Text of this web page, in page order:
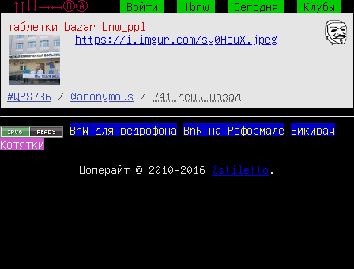
↑↑↓↓←→←→ⒷⒶ Войти !bnw Сегодня
Клубы
таблетки
bazar
bnw_ppl
https://i.imgur.com/sy0HouX.jpeg
#QPS736 / @anonymous / 741 день назад
BnW для ведрофона BnW на Реформале
Викивач
Котятки
Цоперайт © 2010-2016 @stiletto